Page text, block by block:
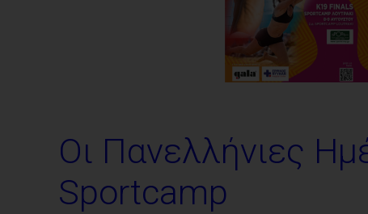
Οι Πανελλήνιες
Sportcamp